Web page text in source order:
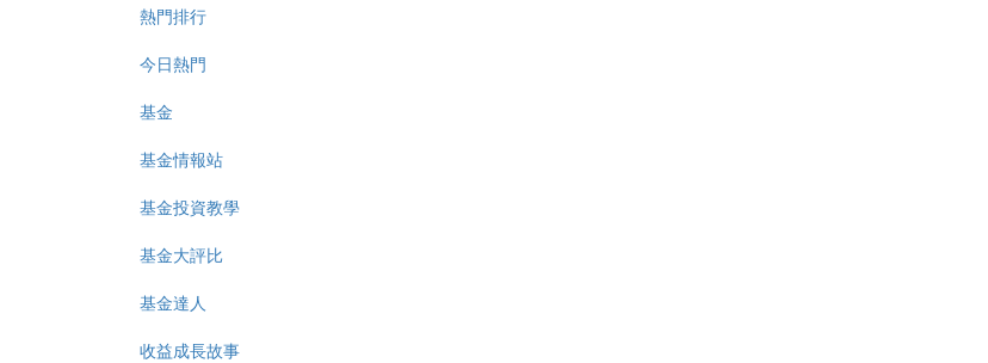
熱門排行
今日熱門
基金
基金情報站
基金投資教學
基金大評比
基金達人
收益成長故事